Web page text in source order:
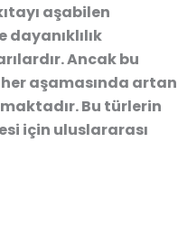
aşabilen
Ancak bu
aşamasında artan
Bu türlerin
için uluslararası